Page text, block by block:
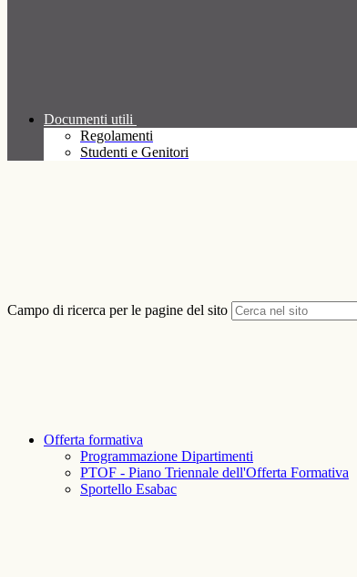
Documenti utili
Regolamenti
Studenti e Genitori
Campo di ricerca per le pagine del sito
Offerta formativa
Programmazione Dipartimenti
PTOF - Piano Triennale dell'Offerta Formativa
Sportello Esabac